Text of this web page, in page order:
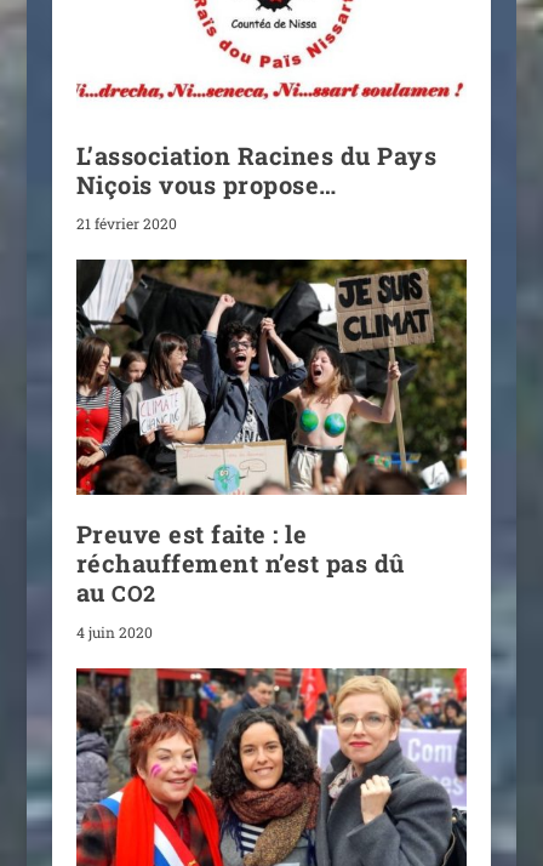
L’association Racines du Pays
Niçois vous propose…
21 février 2020
Preuve est faite : le
réchauffement n’est pas dû
auCO2
4 juin 2020